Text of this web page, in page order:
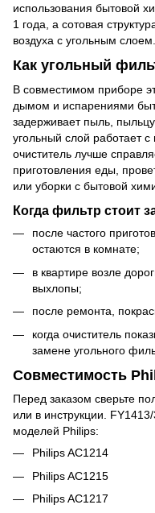
использования бытовой
1 года, а сотовая
воздуха с угольным слоем.
Как угольный
В совместимом приборе
дымом и испарениями
задерживает пыль,
угольный слой работает
очиститель лучше
приготовления еды,
или уборки с бытовой
Когда фильтр стоит
после частого
остаются в комнате;
в квартире возле
выхлопы;
после ремонта,
когда очиститель
замене угольного
Совместимость
Перед заказом сверьте
или в инструкции.
моделей Philips:
Philips AC1214
Philips AC1215
Philips AC1217